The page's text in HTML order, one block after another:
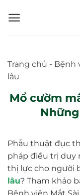
Trang chủ - Bệnh
lâu
Mổ cườm
Phẫu thuật đục
pháp điều trị duy
thị lực cho người
lâu? Tham khảo